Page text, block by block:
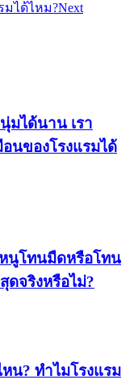
มได้ไหม?Next
มได้นาน เรา
นของโรงแรมได้
นูโทนมืดหรือโทน
จริงหรือไม่?
น? ทำไมโรงแรม